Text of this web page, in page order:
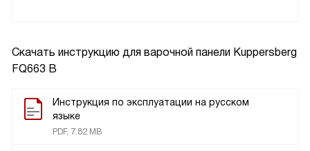
Скачать инструкцию для варочной панели Kuppersberg
FQ663 B
Инструкция по эксплуатации на русском
языке
PDF, 7.82 MB